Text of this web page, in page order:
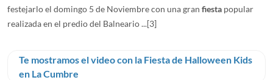
festejarlo el domingo 5 de Noviembre con una gran fiesta popular
realizada en el predio del Balneario ...[3]
Te mostramos el video con la Fiesta de Halloween Kids
en La Cumbre